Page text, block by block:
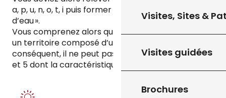
Visites, Sites &
Visites guidées
Brochures
a, p, u, n, o, t, i puis former le groupe de mot « point
d’eau ».
Vous comprenez alors que la plante se trouve sur
un territoire composé d’un point d’eau et que par
conséquent, il ne peut pas s’agir des territoires 4
et 5 dont la caractéristique physique est le champ.